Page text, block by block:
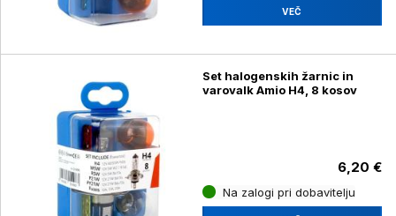
VEČ
Set halogenskih žarnic in
varovalk Amio H4, 8 kosov
6,20 €
Na zalogi pri dobavitelju